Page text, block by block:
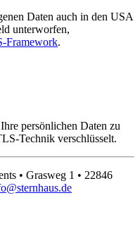
Daten auch in den USA
unterworfen,
Framework.
persönlichen Daten zu
Technik verschlüsselt.
• Grasweg 1 • 22846